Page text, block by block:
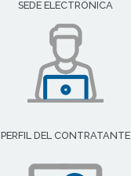
SEDE ELECTRÓNICA
PERFIL DEL CONTRATANTE